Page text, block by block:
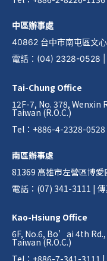
中區辦事處
40862 台中市南屯區文
電話 ： (04) 2328-0528
Tai-Chung Office
12F-7, No. 378, Wenxin
Taiwan (R.O.C.)
Tel：+886-4-2328-
南區辦事處
81369 高雄市左營區博愛
電話：(07) 341-3111 |
Kao-Hsiung Office
6F, No.6, Bo’ai 4th
Taiwan (R.O.C.)
Tel：+886-7-341-3111